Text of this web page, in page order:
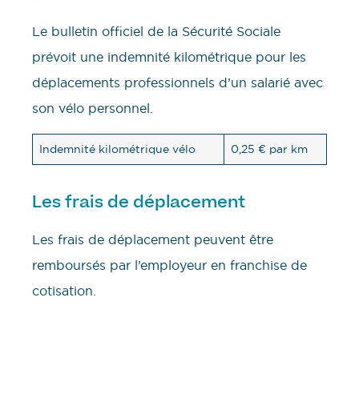
Le bulletin officiel de la Sécurité Sociale
prévoit une indemnité kilométrique pour les
déplacements professionnels d’un salarié avec
son vélo personnel.
Indemnité kilométrique vélo 0,25 € par km
Les frais de déplacement
Les frais de déplacement peuvent être
remboursés par l’employeur en franchise de
cotisation.